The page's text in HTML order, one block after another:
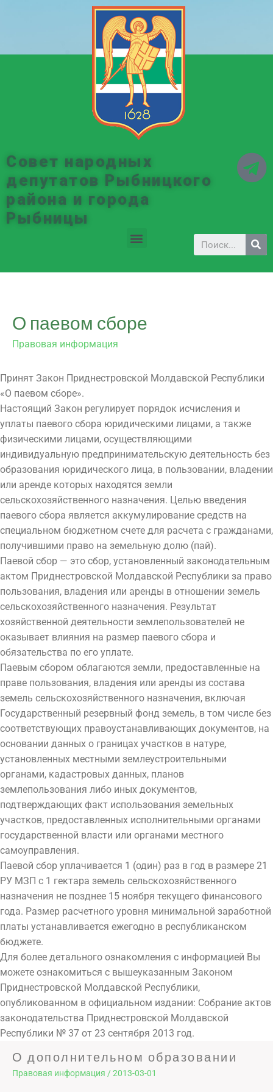
Совет народных
депутатов Рыбницкого
района и города
Рыбницы
О паевом сборе
Правовая информация
Принят Закон Приднестровской Молдавской Республики
«О паевом сборе».
Настоящий Закон регулирует порядок исчисления и
уплаты паевого сбора юридическими лицами, а также
физическими лицами, осуществляющими
индивидуальную предпринимательскую деятельность без
образования юридического лица, в пользовании, владении
или аренде которых находятся земли
сельскохозяйственного назначения. Целью введения
паевого сбора является аккумулирование средств на
специальном бюджетном счете для расчета с гражданами,
получившими право на земельную долю (пай).
Паевой сбор — это сбор, установленный законодательным
актом Приднестровской Молдавской Республики за право
пользования, владения или аренды в отношении земель
сельскохозяйственного назначения. Результат
хозяйственной деятельности землепользователей не
оказывает влияния на размер паевого сбора и
обязательства по его уплате.
Паевым сбором облагаются земли, предоставленные на
праве пользования, владения или аренды из состава
земель сельскохозяйственного назначения, включая
Государственный резервный фонд земель, в том числе без
соответствующих правоустанавливающих документов, на
основании данных о границах участков в натуре,
установленных местными землеустроительными
органами, кадастровых данных, планов
землепользования либо иных документов,
подтверждающих факт использования земельных
участков, предоставленных исполнительными органами
государственной власти или органами местного
самоуправления.
Паевой сбор уплачивается 1 (один) раз в год в размере 21
РУ МЗП с 1 гектара земель сельскохозяйственного
назначения не позднее 15 ноября текущего финансового
года. Размер расчетного уровня минимальной заработной
платы устанавливается ежегодно в республиканском
бюджете.
Для более детального ознакомления с информацией Вы
можете ознакомиться с вышеуказанным Законом
Приднестровской Молдавской Республики,
опубликованном в официальном издании: Собрание актов
законодательства Приднестровской Молдавской
Республики № 37 от 23 сентября 2013 год.
О дополнительном образовании
Правовая информация /2013-03-01